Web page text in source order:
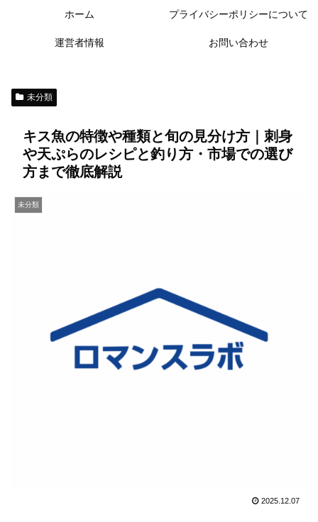
ホーム プライバシーポリシーについて
運営者情報 お問い合わせ
未分類
キス魚の特徴や種類と旬の見分け方｜刺身
や天ぷらのレシピと釣り方・市場での選び
方まで徹底解説
未分類
2025.12.07